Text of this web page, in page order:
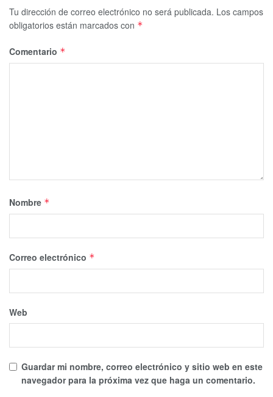
Tu dirección de correo electrónico no será publicada. Los campos
obligatorios están marcados con *
Comentario *
Nombre *
Correo electrónico *
Web
Guardar mi nombre, correo electrónico y sitio web en este
navegador para la próxima vez que haga un comentario.